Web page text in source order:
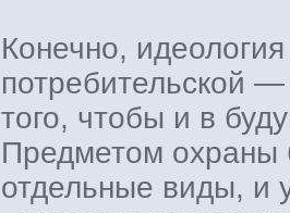
Конечно,
потребительской
того, чтобы и в
Предметом охраны
отдельные виды, и